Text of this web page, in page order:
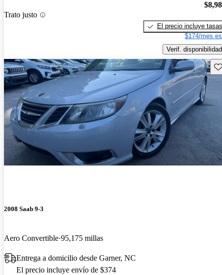
Trato justo
El precio incluye tasas
$174/mes
Verif. disponibilidad
2008 Saab 9-3
Aero Convertible 95,175 millas
Entrega a domicilio desde Garner, NC
El precio incluye envío de $374